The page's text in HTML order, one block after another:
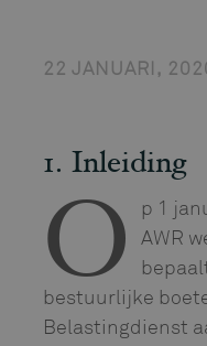
22 JANUARI,
1. Inleiding
O
p 1
AWR
bestuurlijke
Belastingdienst